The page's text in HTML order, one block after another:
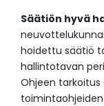
Säätiön hyvä
hoidettu säätiö
hallintotavan
Ohjeen